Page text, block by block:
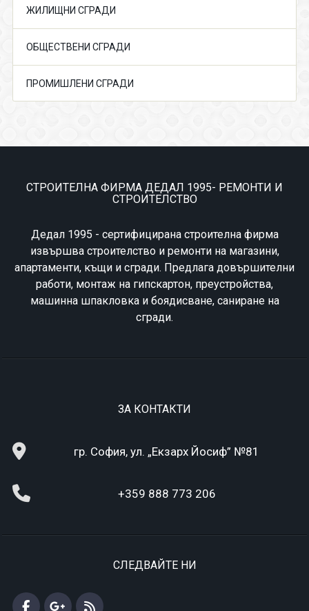
ЖИЛИЩНИ СГРАДИ
ОБЩЕСТВЕНИ СГРАДИ
ПРОМИШЛЕНИ СГРАДИ
СТРОИТЕЛНА ФИРМА ДЕДАЛ 1995- РЕМОНТИ И
СТРОИТЕЛСТВО
Дедал 1995 - сертифицирана строителна фирма
извършва строителство и ремонти на магазини,
апартаменти, къщи и сгради. Предлага довършителни
работи, монтаж на гипскартон, преустройства,
машинна шпакловка и боядисване, саниране на
сгради.
ЗА КОНТАКТИ
гр. София, ул. „Екзарх Йосиф” №81
+359 888 773 206
СЛЕДВАЙТЕ НИ